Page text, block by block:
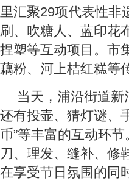
里汇聚29项代表性非
刷、吹糖人、蓝印花
捏塑等互动项目。市
藕粉、河上桔红糕等
当天，浦沿街道
还有投壶、猜灯谜、
币”等丰富的互动环
刀、理发、缝补、修
在享受节日氛围的同